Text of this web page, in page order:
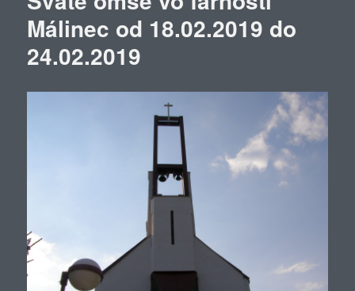
Málinec od 18.02.2019 do
24.02.2019